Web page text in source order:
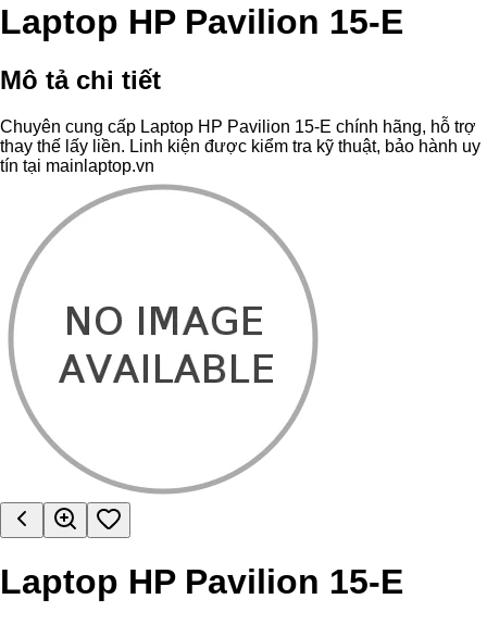
Laptop HP Pavilion 15-E
Mô tả chi tiết
Chuyên cung cấp Laptop HP Pavilion 15-E chính hãng, hỗ trợ
thay thế lấy liền. Linh kiện được kiểm tra kỹ thuật, bảo hành uy
tín tại mainlaptop.vn
Laptop HP Pavilion 15-E